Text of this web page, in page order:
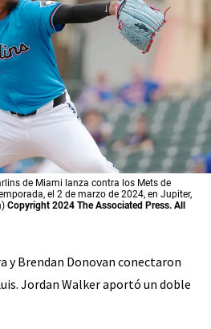
de Miami lanza contra los Mets de
el 2 de marzo de 2024, en Jupiter,
Copyright 2024 The Associated Press. All
y Brendan Donovan conectaron
Jordan Walker aportó un doble